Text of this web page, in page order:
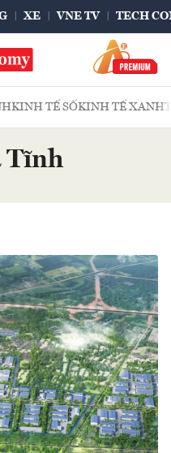
XE VNE TV TECH
KINH TẾ SỐKINH TẾ XANH
Tĩnh